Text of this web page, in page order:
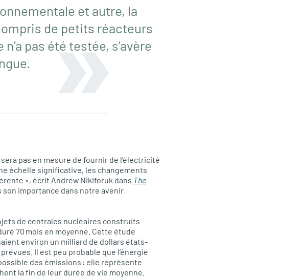
et autre, la
de petits réacteurs
pas été testée, s’avère
pas en mesure de fournir de l’électricité
échelle significative, les changements
», écrit Andrew Nikiforuk dans The
son importance dans notre avenir
de centrales nucléaires construits
70 mois en moyenne. Cette étude
environ un milliard de dollars états-
Il est peu probable que l’énergie
des émissions : elle représente
la fin de leur durée de vie moyenne.